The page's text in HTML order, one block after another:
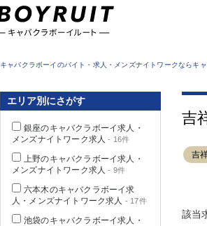
キャバクラボーイのバイト・求人・メンズナイトワークならキ
吉
吉
該当
エリア別にさがす
銀座のキャバクラボーイ求人・
メンズナイトワーク求人 - 16件
上野のキャバクラボーイ求人・
メンズナイトワーク求人 - 9件
六本木のキャバクラボーイ求
人・メンズナイトワーク求人 - 17件
池袋のキャバクラボーイ求人・
東京都